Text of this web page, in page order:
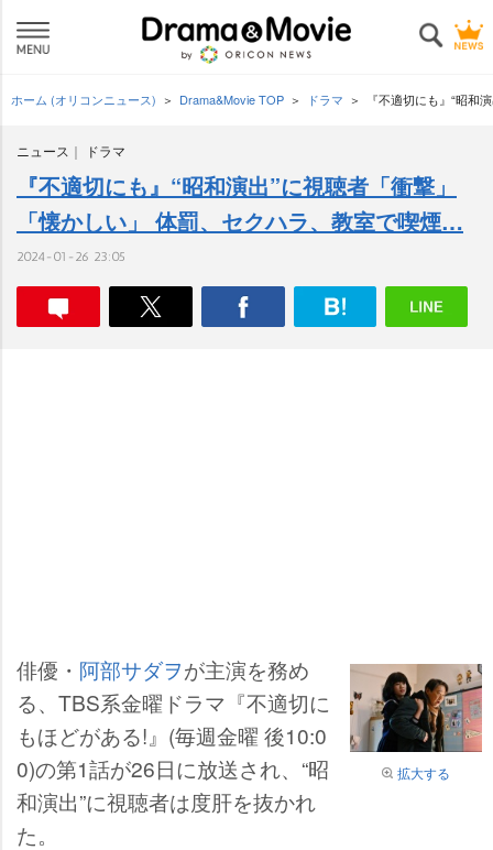
ホーム (オリコンニュース) Drama&Movie TOP ドラマ 『不適切にも』“昭和
ニュース ドラマ
『不適切にも』“昭和演出”に視聴者「衝撃」
「懐かしい」 体罰、セクハラ、教室で喫煙…
2024-01-26 23:05
拡大する
俳優・ 阿部サダヲが主演を務め
る、TBS系金曜ドラマ『不適切に
もほどがある!』(毎週金曜 後10:0
0)の第1話が26日に放送され、“昭
和演出”に視聴者は度肝を抜かれ
た。